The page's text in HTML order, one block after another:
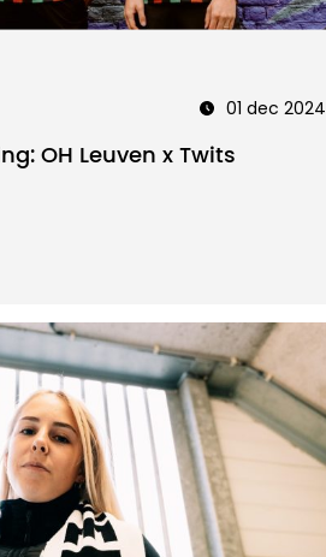
01 dec 2024
OH Leuven x Twits